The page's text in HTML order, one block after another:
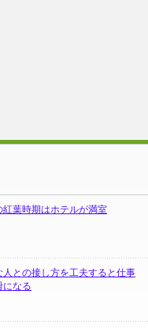
紅葉時期はホテルが満室
人との接し方を工夫すると仕事
になる